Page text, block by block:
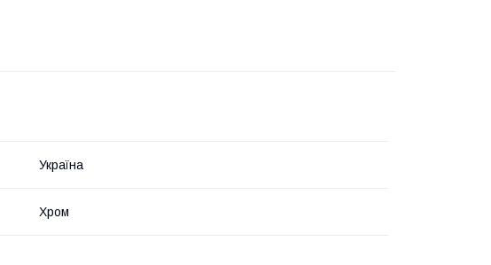
Україна
Хром